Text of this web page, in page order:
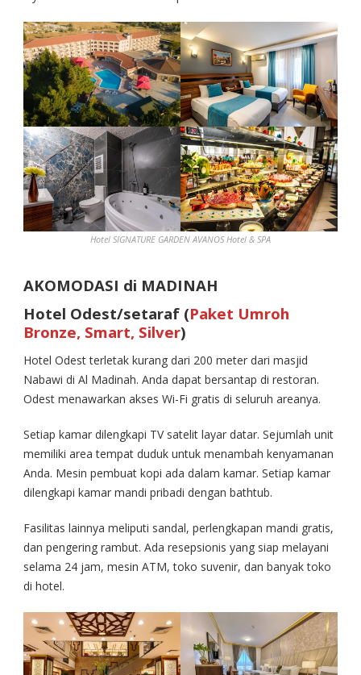
Hotel SIGNATURE GARDEN AVANOS Hotel & SPA
AKOMODASI di MADINAH
Hotel Odest/setaraf (Paket Umroh
Bronze, Smart, Silver)
Hotel Odest terletak kurang dari 200 meter dari masjid
Nabawi di Al Madinah. Anda dapat bersantap di restoran.
Odest menawarkan akses Wi-Fi gratis di seluruh areanya.
Setiap kamar dilengkapi TV satelit layar datar. Sejumlah unit
memiliki area tempat duduk untuk menambah kenyamanan
Anda. Mesin pembuat kopi ada dalam kamar. Setiap kamar
dilengkapi kamar mandi pribadi dengan bathtub.
Fasilitas lainnya meliputi sandal, perlengkapan mandi gratis,
dan pengering rambut. Ada resepsionis yang siap melayani
selama 24 jam, mesin ATM, toko suvenir, dan banyak toko
di hotel.